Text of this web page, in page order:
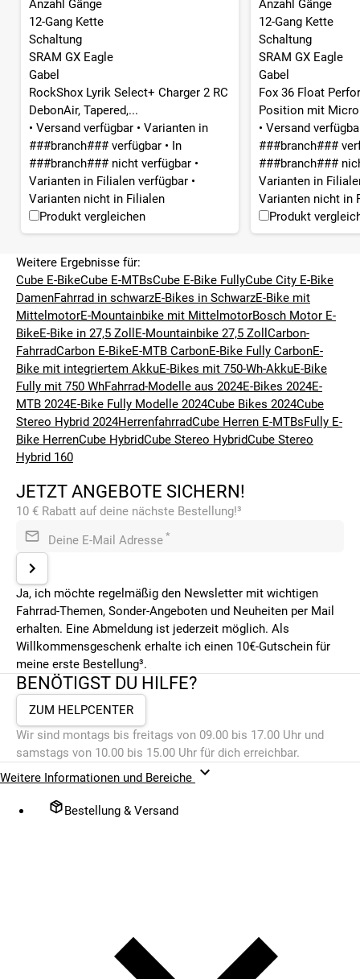
Anzahl Gänge
12-Gang Kette
Schaltung
SRAM GX Eagle
Gabel
RockShox Lyrik Select+ Charger 2 RC
DebonAir, Tapered,...
• Versand verfügbar • Varianten in
###branch### verfügbar • In
###branch### nicht verfügbar •
Varianten in Filialen verfügbar •
Varianten nicht in Filialen
Produkt vergleichen
Anzahl Gänge
12-Gang Kette
Schaltung
SRAM GX Eagle
Gabel
Fox 36 Float
Position mit
• Versand
###branch###
###branch###
Varianten in
Varianten nicht in
Produkt
Weitere Ergebnisse für:
Cube E-BikeCube E-MTBsCube E-Bike FullyCube City E-Bike
DamenFahrrad in schwarzE-Bikes in SchwarzE-Bike mit
MittelmotorE-Mountainbike mit MittelmotorBosch Motor E-
BikeE-Bike in 27,5 Zoll E-Mountainbike 27,5 Zoll Carbon-
FahrradCarbon E-BikeE-MTB CarbonE-Bike Fully CarbonE-
Bike mit integriertem AkkuE-Bikes mit 750-Wh-AkkuE-Bike
Fully mit 750 WhFahrrad-Modelle aus 2024E-Bikes 2024E-
MTB 2024E-Bike Fully Modelle 2024Cube Bikes 2024Cube
Stereo Hybrid 2024HerrenfahrradCube Herren E-MTBsFully E-
Bike HerrenCube HybridCube Stereo HybridCube Stereo
Hybrid 160
JETZT ANGEBOTE SICHERN!
10 € Rabatt auf deine nächste Bestellung!³
Deine E-Mail Adresse *
Ja, ich möchte regelmäßig den Newsletter mit wichtigen
Fahrrad-Themen, Sonder-Angeboten und Neuheiten per Mail
erhalten. Eine Abmeldung ist jederzeit möglich. Als
Willkommensgeschenk erhalte ich einen 10€-Gutschein für
meine erste Bestellung³.
BENÖTIGST DU HILFE?
ZUM HELPCENTER
Wir sind montags bis freitags von 09.00 bis 17.00 Uhr und
samstags von 10.00 bis 15.00 Uhr für dich erreichbar.
Weitere Informationen und Bereiche
Bestellung & Versand